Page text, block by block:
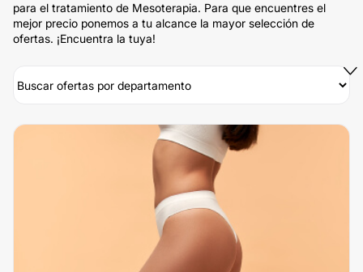
para el tratamiento de Mesoterapia. Para que encuentres el
mejor precio ponemos a tu alcance la mayor selección de
ofertas. ¡Encuentra la tuya!